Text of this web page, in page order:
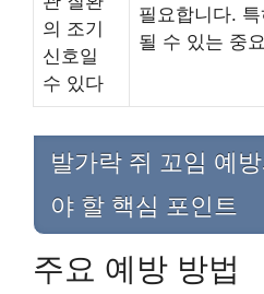
의 조기
신호일
수 있다
필요합니다.
될 수 있는 중
발가락 쥐 꼬임 예
야 할 핵심 포인트
주요 예방 방법